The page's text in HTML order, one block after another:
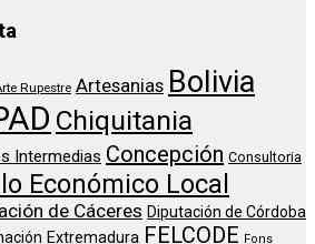
Rupestre Artesanias Bolivia
Chiquitania
Intermedias Concepción Consultoria
Económico Local
de Cáceres Diputación de Córdoba
Extremadura FELCODE Fons